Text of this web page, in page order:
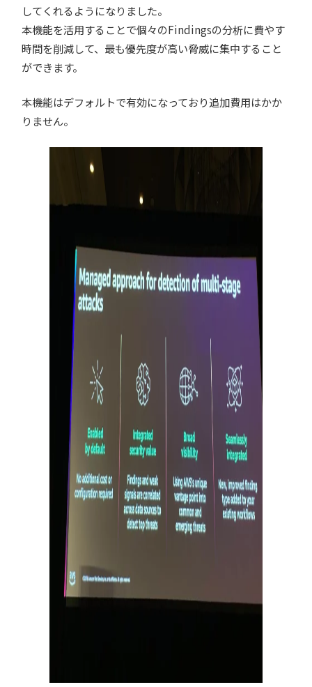
してくれるようになりました。
本機能を活用することで個々のFindingsの分析に費やす
時間を削減して、最も優先度が高い脅威に集中すること
ができます。
本機能はデフォルトで有効になっており追加費用はかか
りません。